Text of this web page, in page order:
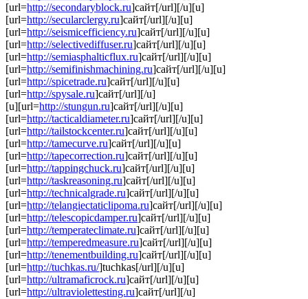
[url=http://secondaryblock.ru]сайт[/url][/u][u]
[url=http://secularclergy.ru]сайт[/url][/u][u]
[url=http://seismicefficiency.ru]сайт[/url][/u][u]
[url=http://selectivediffuser.ru]сайт[/url][/u][u]
[url=http://semiasphalticflux.ru]сайт[/url][/u][u]
[url=http://semifinishmachining.ru]сайт[/url][/u][u]
[url=http://spicetrade.ru]сайт[/url][/u][u]
[url=http://spysale.ru]сайт[/url][/u]
[u][url=http://stungun.ru]сайт[/url][/u][u]
[url=http://tacticaldiameter.ru]сайт[/url][/u][u]
[url=http://tailstockcenter.ru]сайт[/url][/u][u]
[url=http://tamecurve.ru]сайт[/url][/u][u]
[url=http://tapecorrection.ru]сайт[/url][/u][u]
[url=http://tappingchuck.ru]сайт[/url][/u][u]
[url=http://taskreasoning.ru]сайт[/url][/u][u]
[url=http://technicalgrade.ru]сайт[/url][/u][u]
[url=http://telangiectaticlipoma.ru]сайт[/url][/u][u]
[url=http://telescopicdamper.ru]сайт[/url][/u][u]
[url=http://temperateclimate.ru]сайт[/url][/u][u]
[url=http://temperedmeasure.ru]сайт[/url][/u][u]
[url=http://tenementbuilding.ru]сайт[/url][/u][u]
[url=http://tuchkas.ru/]tuchkas[/url][/u][u]
[url=http://ultramaficrock.ru]сайт[/url][/u][u]
[url=http://ultraviolettesting.ru]сайт[/url][/u]